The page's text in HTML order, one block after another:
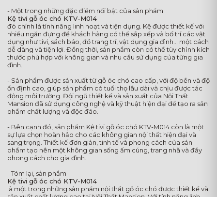
- Một trong những đặc điểm nổi bật của sản phẩm
Kệ tivi gỗ óc chó KTV-M014
đó chính là tính năng linh hoạt và tiện dụng. Kệ được thiết kế với
nhiều ngăn đựng để khách hàng có thể sắp xếp và bố trí các vật
dụng như tivi, sách báo, đồ trang trí, vật dụng gia đình... một cách
dễ dàng và tiện lợi. Đồng thời, sản phẩm còn có thể tùy chỉnh kích
thước phù hợp với không gian và nhu cầu sử dụng của từng gia
đình.
- Sản phẩm được sản xuất từ gỗ óc chó cao cấp, với độ bền và độ
ổn định cao, giúp sản phẩm có tuổi thọ lâu dài và chịu được tác
động môi trường. Đội ngũ thiết kế và sản xuất của Nội Thất
Mansion đã sử dụng công nghệ và kỹ thuật hiện đại để tạo ra sản
phẩm chất lượng và độc đáo.
- Bên cạnh đó, sản phẩm Kệ tivi gỗ óc chó KTV-M014 còn là một
sự lựa chọn hoàn hảo cho các không gian nội thất hiện đại và
sang trọng. Thiết kế đơn giản, tinh tế và phong cách của sản
phẩm tạo nên một không gian sống ấm cúng, trang nhã và đầy
phong cách cho gia đình.
- Tóm lại, sản phẩm
Kệ tivi gỗ óc chó KTV-M014
là một trong những sản phẩm nội thất gỗ óc chó được thiết kế và